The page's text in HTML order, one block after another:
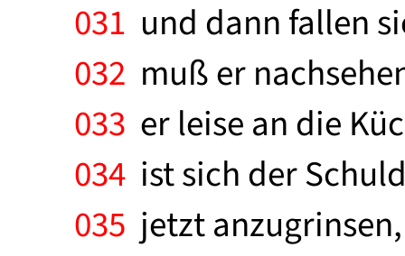
031 und dann fallen
032 muß er
033 er leise an die
034 ist sich der
035 jetzt